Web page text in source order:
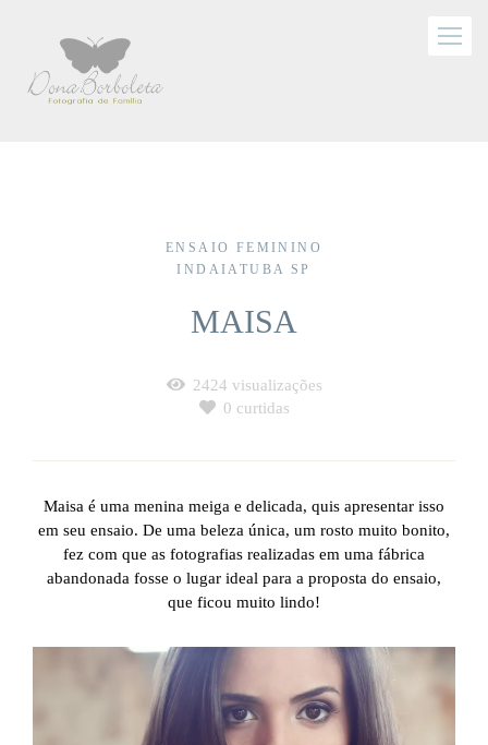
ENSAIO FEMININO
INDAIATUBA SP
MAISA
2424 visualizações
0 curtidas
Maisa é uma menina meiga e delicada, quis apresentar isso
em seu ensaio. De uma beleza única, um rosto muito bonito,
fez com que as fotografias realizadas em uma fábrica
abandonada fosse o lugar ideal para a proposta do ensaio,
que ficou muito lindo!